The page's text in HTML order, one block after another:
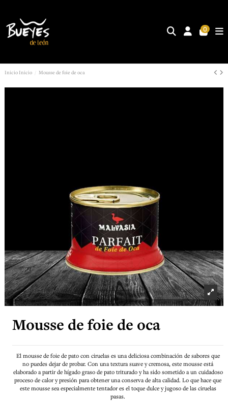
0
Inicio Inicio Mousse de foie de oca
Mousse de foie de oca
El mousse de foie de pato con ciruelas es una deliciosa combinación de sabores que
no puedes dejar de probar. Con una textura suave y cremosa, este mousse está
elaborado a partir de hígado graso de pato triturado y ha sido sometido a un cuidadoso
proceso de calor y presión para obtener una conserva de alta calidad. Lo que hace que
este mousse sea especialmente tentador es el toque dulce y jugoso de las ciruelas
pasas.